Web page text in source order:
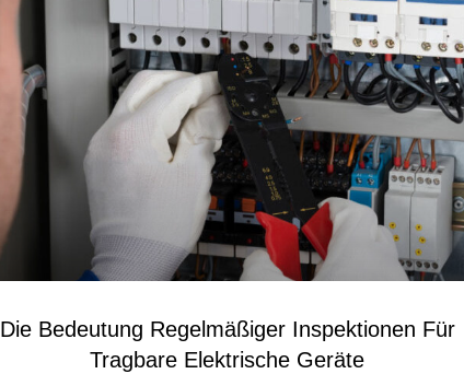
Die Bedeutung Regelmäßiger Inspektionen Für
Tragbare Elektrische Geräte